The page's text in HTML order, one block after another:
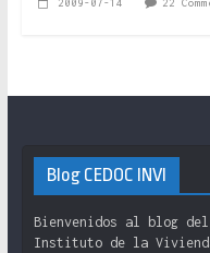
2009-07-14 22
Blog CEDOC INVI
Bienvenidos al blog del
Instituto de la